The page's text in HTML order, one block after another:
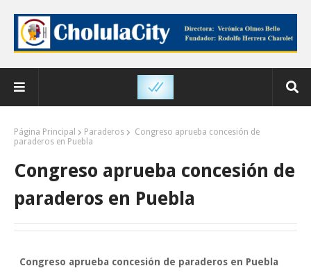
Página Principal Paraderos
Congreso aprueba concesión de
paraderos en Puebla
Congreso aprueba concesión de
paraderos en Puebla
Congreso aprueba concesión de paraderos en Puebla